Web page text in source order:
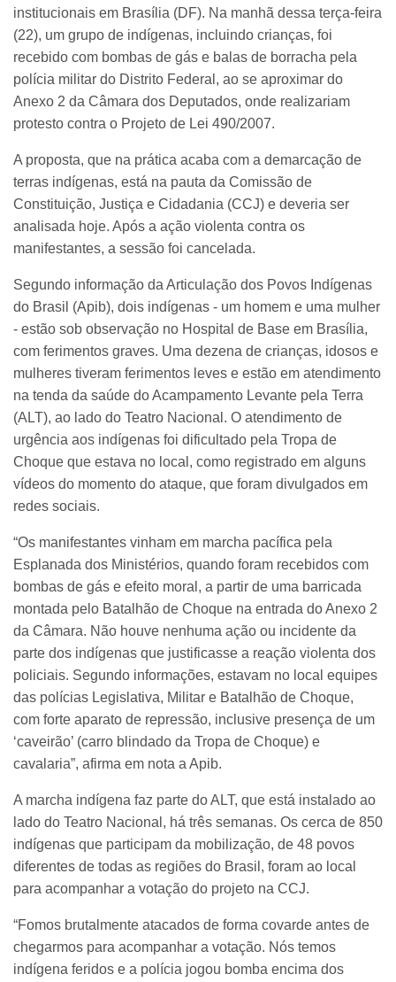
institucionais em Brasília (DF). Na manhã dessa terça-feira
(22), um grupo de indígenas, incluindo crianças, foi
recebido com bombas de gás e balas de borracha pela
polícia militar do Distrito Federal, ao se aproximar do
Anexo 2 da Câmara dos Deputados, onde realizariam
protesto contra o Projeto de Lei 490/2007.
A proposta, que na prática acaba com a demarcação de
terras indígenas, está na pauta da Comissão de
Constituição, Justiça e Cidadania (CCJ) e deveria ser
analisada hoje. Após a ação violenta contra os
manifestantes, a sessão foi cancelada.
Segundo informação da Articulação dos Povos Indígenas
do Brasil (Apib), dois indígenas - um homem e uma mulher
- estão sob observação no Hospital de Base em Brasília,
com ferimentos graves. Uma dezena de crianças, idosos e
mulheres tiveram ferimentos leves e estão em atendimento
na tenda da saúde do Acampamento Levante pela Terra
(ALT), ao lado do Teatro Nacional. O atendimento de
urgência aos indígenas foi dificultado pela Tropa de
Choque que estava no local, como registrado em alguns
vídeos do momento do ataque, que foram divulgados em
redes sociais.
“Os manifestantes vinham em marcha pacífica pela
Esplanada dos Ministérios, quando foram recebidos com
bombas de gás e efeito moral, a partir de uma barricada
montada pelo Batalhão de Choque na entrada do Anexo 2
da Câmara. Não houve nenhuma ação ou incidente da
parte dos indígenas que justificasse a reação violenta dos
policiais. Segundo informações, estavam no local equipes
das polícias Legislativa, Militar e Batalhão de Choque,
com forte aparato de repressão, inclusive presença de um
‘caveirão’ (carro blindado da Tropa de Choque) e
cavalaria”, afirma em nota a Apib.
A marcha indígena faz parte do ALT, que está instalado ao
lado do Teatro Nacional, há três semanas. Os cerca de 850
indígenas que participam da mobilização, de 48 povos
diferentes de todas as regiões do Brasil, foram ao local
para acompanhar a votação do projeto na CCJ.
“Fomos brutalmente atacados de forma covarde antes de
chegarmos para acompanhar a votação. Nós temos
indígena feridos e a polícia jogou bomba encima dos